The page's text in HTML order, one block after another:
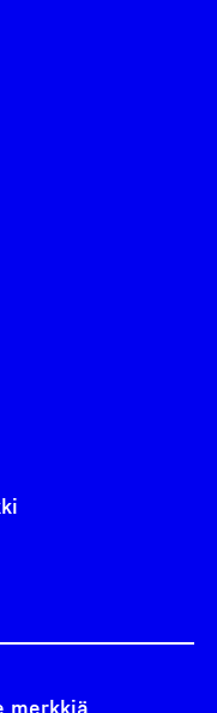
merkkiä